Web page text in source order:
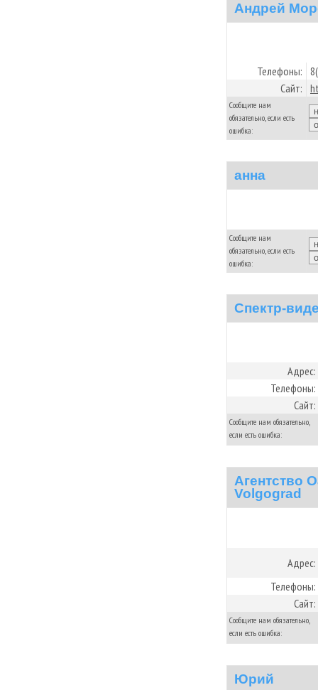
Андрей
Телефоны:
Сайт:
Сообщите нам
обязательно, если есть
ошибка:
анна
Сообщите нам
обязательно, если есть
ошибка:
Спектр-
Адрес:
Телефоны:
Сайт:
Сообщите нам обязательно,
если есть ошибка:
Агентство
Volgograd
Адрес:
Телефоны:
Сайт:
Сообщите нам обязательно,
если есть ошибка:
Юрий